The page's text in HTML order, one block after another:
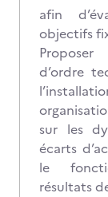
afin
objectifs
d’ordre
sur les
écarts
le
résultats